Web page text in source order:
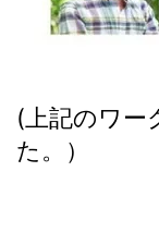
(上記のワー
た。）